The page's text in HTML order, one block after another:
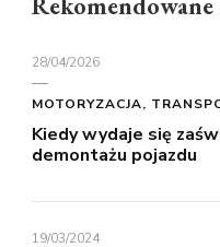
28/04/2026
MOTORYZACJA,
Kiedy wydaje się
demontażu pojazdu
19/03/2024